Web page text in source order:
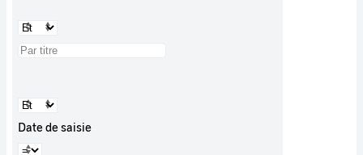
Date de saisie